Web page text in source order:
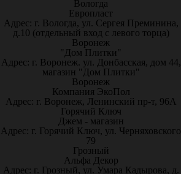
Вологда
Европласт
Адрес: г. Вологда, ул. Сергея Преминина,
д.10 (отдельный вход с левого торца)
Воронеж
"Дом Плитки"
Адрес: г. Воронеж. ул. Донбасская, дом 44,
магазин "Дом Плитки"
Воронеж
Компания ЭкоПол
Адрес: г. Воронеж, Ленинский пр-т, 96А
Горячий Ключ
Джем - магазин
Адрес: г. Горячий Ключ, ул. Черняховского
79
Грозный
Альфа Декор
Адрес: г. Грозный, ул. Умара Кадырова, д.